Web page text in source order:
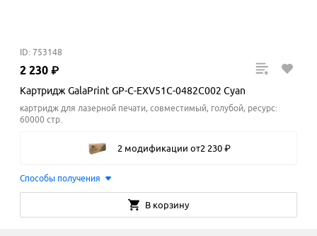
ID: 753148
2 230 ₽
Картридж GalaPrint GP-C-EXV51C-0482C002 Cyan
картридж для лазерной печати, совместимый, голубой, ресурс:
60000 стр.
2 модификации от2 230 ₽
Способы получения
В корзину